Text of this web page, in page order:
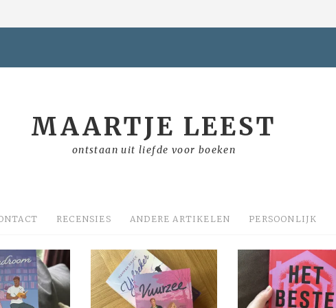
MAARTJE LEEST
ontstaan uit liefde voor boeken
RECENSIES ANDERE ARTIKELEN PERSOONLIJK